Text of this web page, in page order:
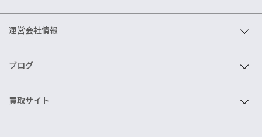
運営会社情報
ブログ
買取サイト